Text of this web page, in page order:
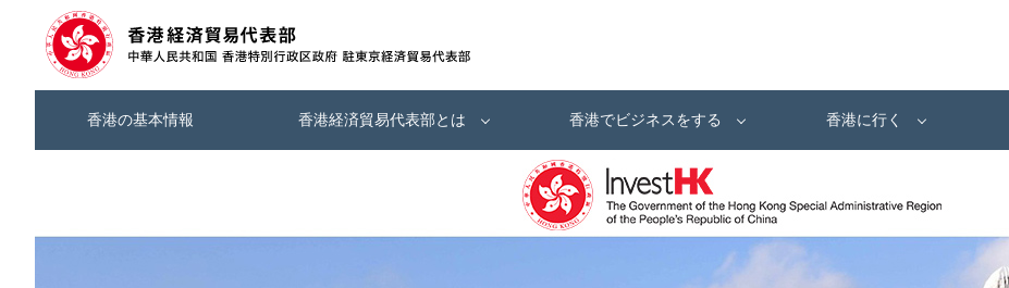
香港の基本情報 香港経済貿易代表部とは 香港でビジネスをする 香港に行く